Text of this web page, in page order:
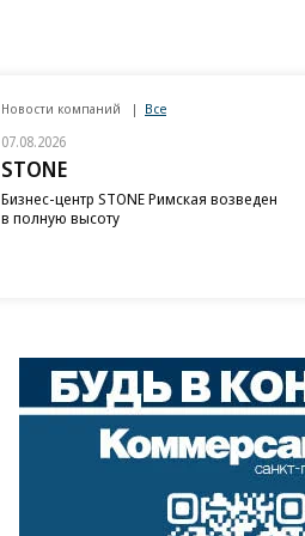
Новости компаний Все
07.08.2026
STONE
Бизнес-центр STONE Римская возведен
в полную высоту